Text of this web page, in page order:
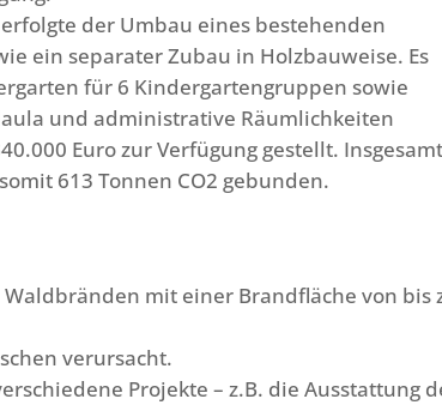
der Umbau eines bestehenden
ein separater Zubau in Holzbauweise. Es
für 6 Kindergartengruppen sowie
und administrative Räumlichkeiten
Euro zur Verfügung gestellt.
613 Tonnen CO2 gebunden.
mit einer Brandfläche von bis
verursacht.
Projekte – z.B. die Ausstattung